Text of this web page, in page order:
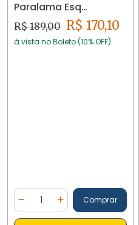
Paralama Esq
Compass 68242135aa
14526-00356
R$ 189,00 R$ 170,10
à vista no Boleto (10% OFF)
Diminuir Quantidade
Quantidade
Adicionar Quantidade
Comprar